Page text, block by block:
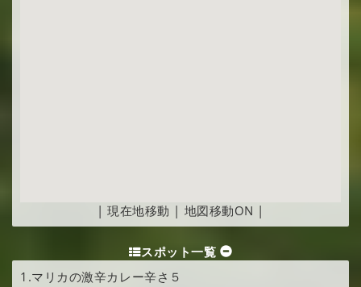
|現在地移動 | 地図移動ON |
スポット一覧
1.マリカの激辛カレー辛さ５